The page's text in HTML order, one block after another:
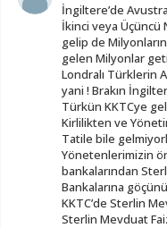
İngiltere’de
İkinci veya Üçüncü
gelip de
gelen Milyonlar
Londralı Türklerin
yani ! Brakın
Türkün KKTCye
Kirlilikten ve
Tatile bile
Yönetenlerimizin
bankalarından
Bankalarına
KKTC’de Sterlin
Sterlin Mevduat